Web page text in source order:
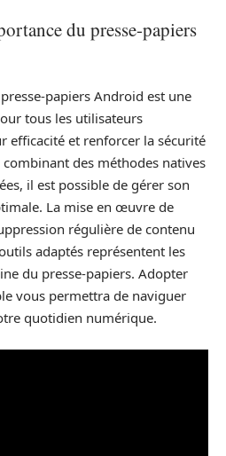
du presse-papiers
papiers Android est une
tous les utilisateurs
efficacité et renforcer la sécurité
des méthodes natives
il est possible de gérer son
La mise en œuvre de
régulière de contenu
adaptés représentent les
du presse-papiers. Adopter
vous permettra de naviguer
quotidien numérique.